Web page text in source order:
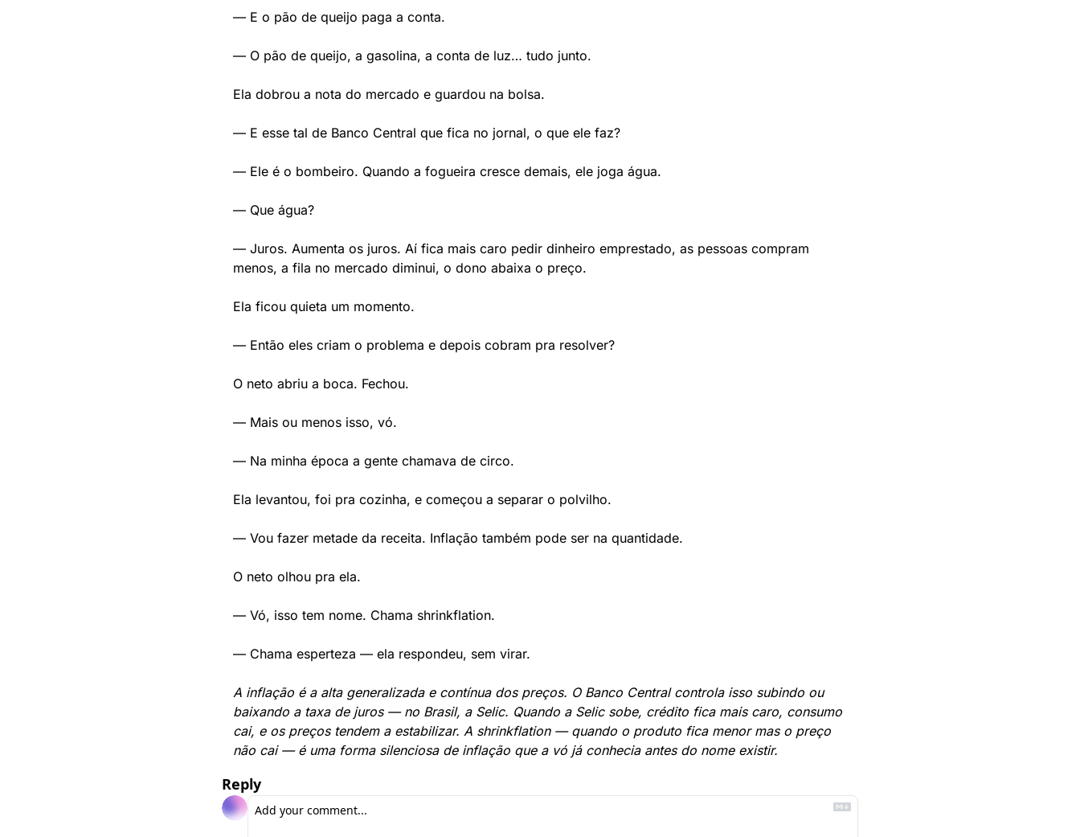
— E o pão de queijo paga a conta.
— O pão de queijo, a gasolina, a conta de luz… tudo junto.
Ela dobrou a nota do mercado e guardou na bolsa.
— E esse tal de Banco Central que fica no jornal, o que ele faz?
— Ele é o bombeiro. Quando a fogueira cresce demais, ele joga água.
— Que água?
— Juros. Aumenta os juros. Aí fica mais caro pedir dinheiro emprestado, as pessoas compram
menos, a fila no mercado diminui, o dono abaixa o preço.
Ela ficou quieta um momento.
— Então eles criam o problema e depois cobram pra resolver?
O neto abriu a boca. Fechou.
— Mais ou menos isso, vó.
— Na minha época a gente chamava de circo.
Ela levantou, foi pra cozinha, e começou a separar o polvilho.
— Vou fazer metade da receita. Inflação também pode ser na quantidade.
O neto olhou pra ela.
— Vó, isso tem nome. Chama shrinkflation.
— Chama esperteza — ela respondeu, sem virar.
A inflação é a alta generalizada e contínua dos preços. O Banco Central controla isso subindo ou
baixando a taxa de juros — no Brasil, a Selic. Quando a Selic sobe, crédito fica mais caro, consumo
cai, e os preços tendem a estabilizar. A shrinkflation — quando o produto fica menor mas o preço
não cai — é uma forma silenciosa de inflação que a vó já conhecia antes do nome existir.
Reply